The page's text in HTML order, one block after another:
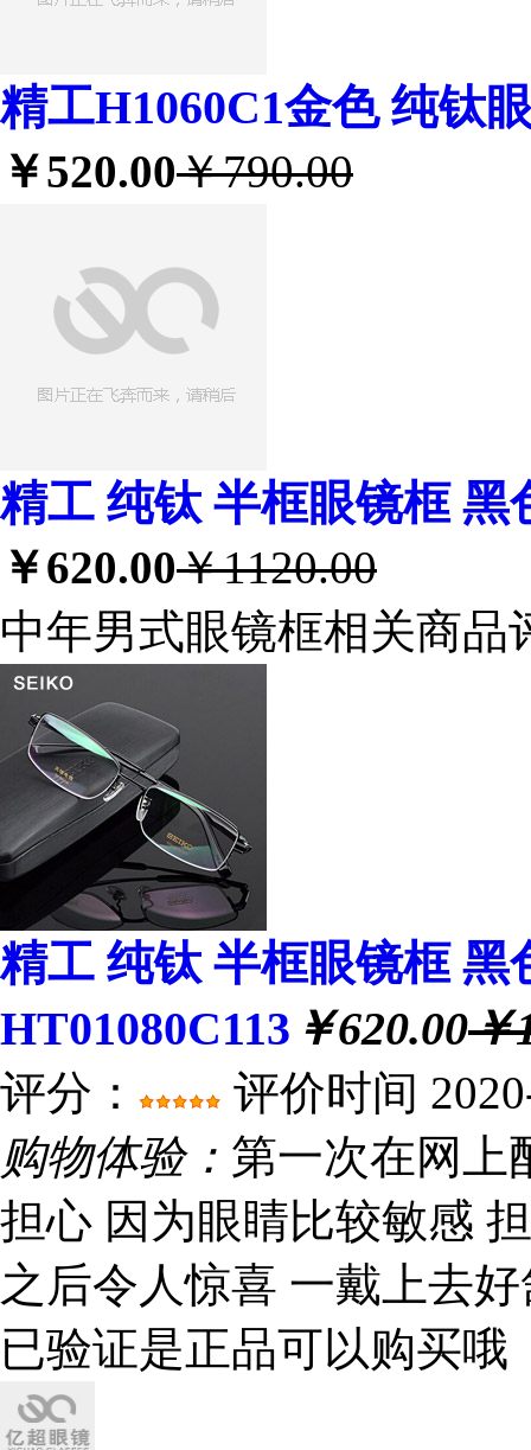
精工H1060C1金色 纯钛
￥520.00￥790.00
精工 纯钛 半框眼镜框 黑
￥620.00￥1120.00
中年男式眼镜框相关商品
精工 纯钛 半框眼镜框 黑
HT01080C113 ￥620.00￥
评分：
评价时间
购物体验： 第一次在网上
担心 因为眼睛比较敏感
之后令人惊喜 一戴上去
已验证是正品可以购买哦